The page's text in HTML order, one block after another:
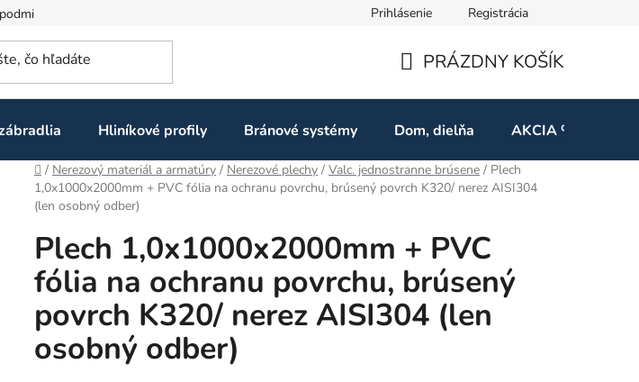
Odstúpenie od zmluvy
Prihlásenie Registrácia
KOŠÍK
PRÁZDNY KOŠÍK
Hliníkové profily Bránové systémy Dom, dielňa AKCIA %
Domov
/ Nerezový materiál a armatúry / Nerezové plechy / Valc. jednostranne brúsene / Plech
1,0x1000x2000mm + PVC fólia na ochranu povrchu, brúsený povrch K320/ nerez AISI304
(len osobný odber)
Plech 1,0x1000x2000mm + PVC
fólia na ochranu povrchu, brúsený
povrch K320/ nerez AISI304 (len
osobný odber)